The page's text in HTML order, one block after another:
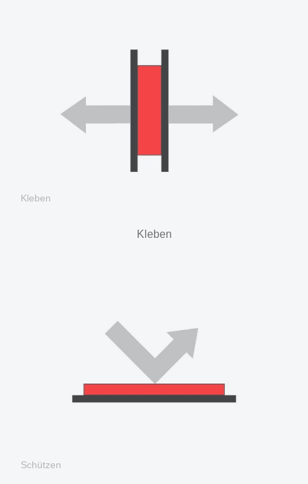
Kleben
Kleben
Schützen